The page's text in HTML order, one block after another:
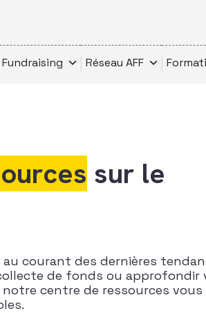
Fundraising Réseau AFF
sur le
courant des dernières
de fonds ou approfondir
centre de ressources vous